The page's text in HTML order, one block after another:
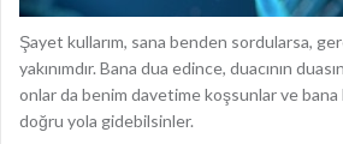
Şayet kullarım, sana benden sordularsa,
yakınımdır. Bana dua edince, duacının
onlar da benim davetime koşsunlar ve bana
doğru yola gidebilsinler.